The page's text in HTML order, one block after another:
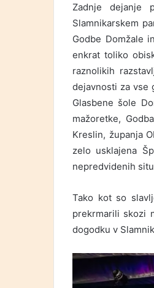
Zadnje dejanje
Slamnikarskem
Godbe Domžale
enkrat toliko
raznolikih
dejavnosti za vse
Glasbene šole
mažoretke,
Kreslin, županja
zelo usklajena
nepredvidenih
Tako kot so
prekrmarili skozi
dogodku v